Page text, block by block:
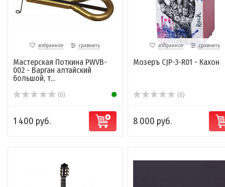
избранное сравнить
Мастерская Поткина PWVB-
002 - Варган алтайский
большой, т...
(0)
1 400 руб.
избранное сравнить
Мозеръ CJP-3-R01 - Кахон
(0)
8 000 руб.